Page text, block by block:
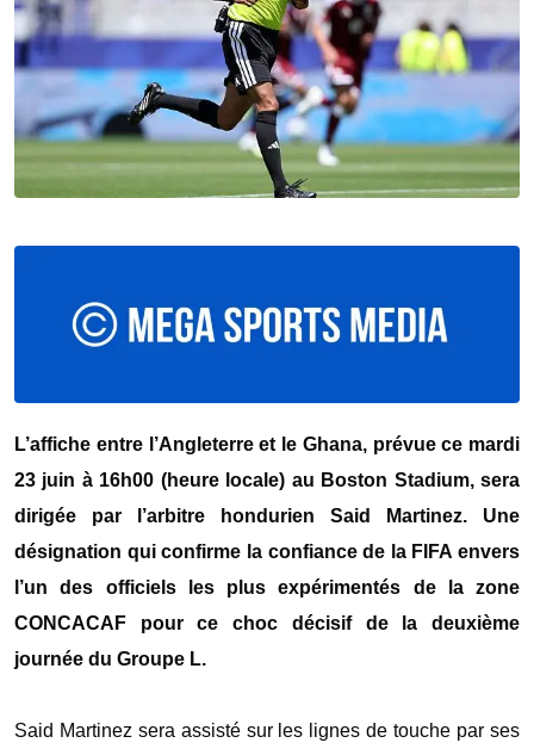
L’affiche entre l’Angleterre et le Ghana, prévue ce mardi
23 juin à 16h00 (heure locale) au Boston Stadium, sera
dirigée par l’arbitre hondurien Said Martinez. Une
désignation qui confirme la confiance de la FIFA envers
l’un des officiels les plus expérimentés de la zone
CONCACAF pour ce choc décisif de la deuxième
journée du Groupe L.
‎Said Martinez sera assisté sur les lignes de touche par ses